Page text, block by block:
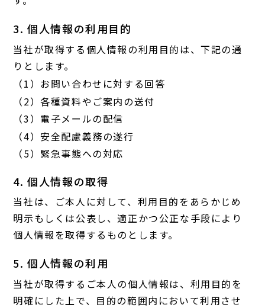
3. 個人情報の利用目的
当社が取得する個人情報の利用目的は、下記の通
りとします。
（1）お問い合わせに対する回答
（2）各種資料やご案内の送付
（3）電子メールの配信
（4）安全配慮義務の遂行
（5）緊急事態への対応
4. 個人情報の取得
当社は、ご本人に対して、利用目的をあらかじめ
明示もしくは公表し、適正かつ公正な手段により
個人情報を取得するものとします。
5. 個人情報の利用
当社が取得するご本人の個人情報は、利用目的を
明確にした上で、目的の範囲内において利用させ